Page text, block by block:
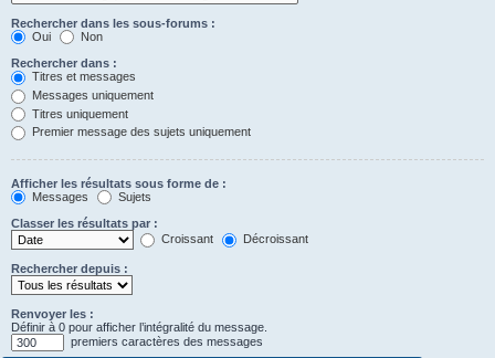
Rechercher dans les sous-forums :
Oui
Non
Rechercher dans :
Titres et messages
Messages uniquement
Titres uniquement
Premier message des sujets uniquement
Afficher les résultats sous forme de :
Messages
Sujets
Classer les résultats par :
Croissant
Décroissant
Rechercher depuis :
Renvoyer les :
Définir à 0 pour afficher l’intégralité du message.
premiers caractères des messages